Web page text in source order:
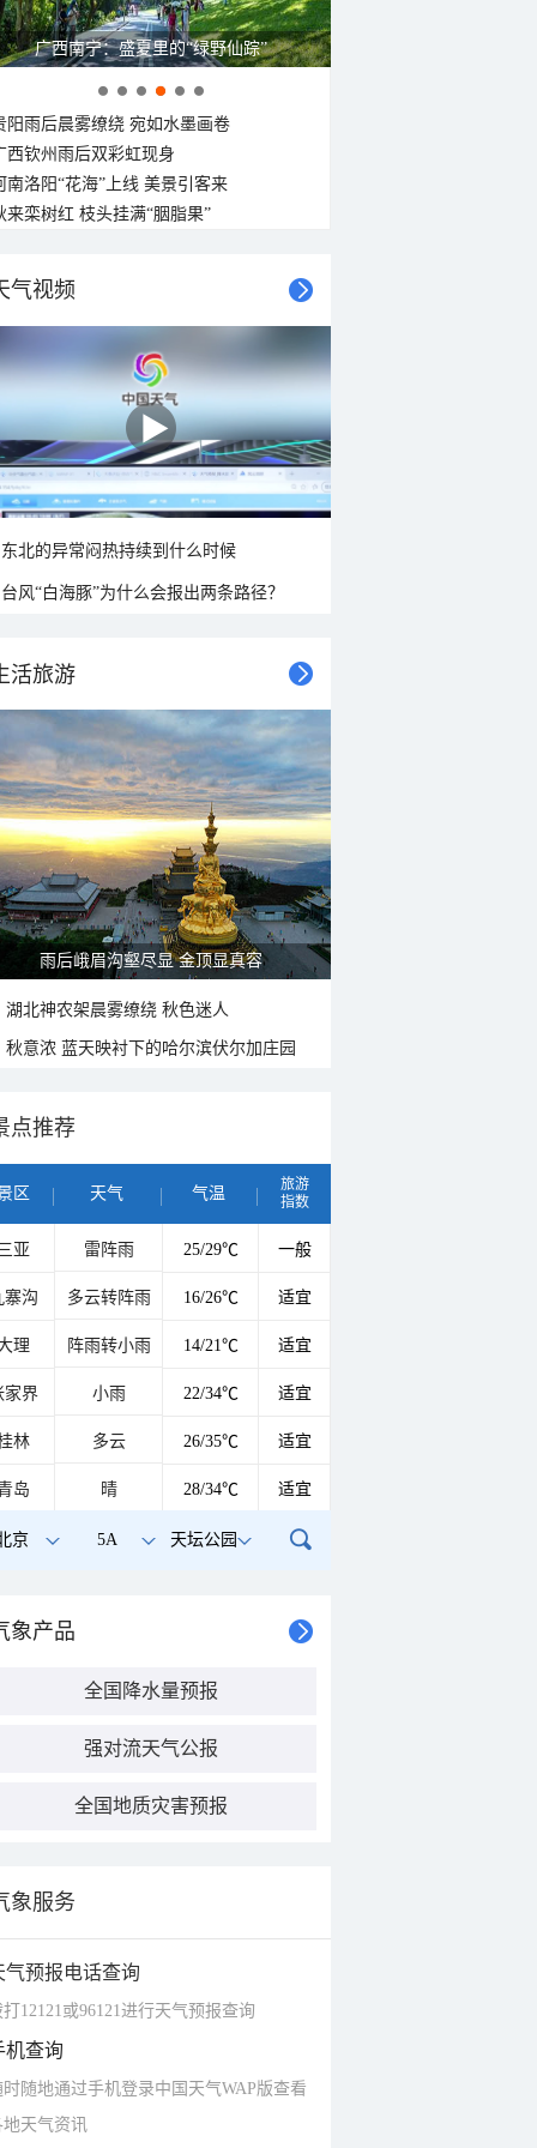
广西南宁：盛夏里的“绿野仙踪”
阳雨后晨雾缭绕 宛如水墨画卷
西钦州雨后双彩虹现身
南洛阳“花海”上线 美景引客来
来栾树红 枝头挂满“胭脂果”
气视频
东北的异常闷热持续到什么时候
台风“白海豚”为什么会报出两条路径？
活旅游
雨后峨眉沟壑尽显 金顶显真容
湖北神农架晨雾缭绕 秋色迷人
秋意浓 蓝天映衬下的哈尔滨伏尔加庄园
点推荐
区 天气 气温
旅游
指数
亚 雷阵雨 25/29℃ 一般
寨沟 多云转阵雨 16/26℃ 适宜
理 阵雨转小雨 14/21℃ 适宜
家界 小雨 22/34℃ 适宜
林 多云 26/35℃ 适宜
岛 晴 28/34℃ 适宜
京 5A 天坛公园
象产品
全国降水量预报
强对流天气公报
全国地质灾害预报
象服务
气预报电话查询
打12121或96121进行天气预报查询
机查询
时随地通过手机登录中国天气WAP版查看
地天气资讯